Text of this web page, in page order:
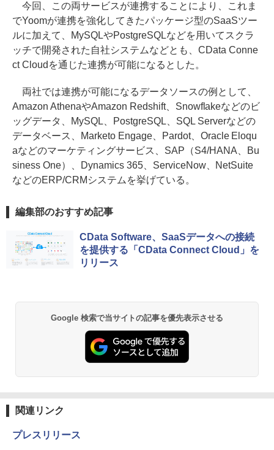
今回、この両サービスが連携することにより、これま
でYoomが連携を強化してきたパッケージ型のSaaSツー
ルに加えて、MySQLやPostgreSQLなどを用いてスクラ
ッチで開発された自社システムなどとも、CData Conne
ct Cloudを通じた連携が可能になるとした。
両社では連携が可能になるデータソースの例として、
Amazon AthenaやAmazon Redshift、Snowflakeなどのビ
ッグデータ、MySQL、PostgreSQL、SQL Serverなどの
データベース、Marketo Engage、Pardot、Oracle Eloqu
aなどのマーケティングサービス、SAP（S4/HANA、Bu
siness One）、Dynamics 365、ServiceNow、NetSuite
などのERP/CRMシステムを挙げている。
編集部のおすすめ記事
CData Software、SaaSデータへの接続
を提供する「CData Connect Cloud」を
リリース
Google 検索で当サイトの記事を優先表示させる
関連リンク
プレスリリース